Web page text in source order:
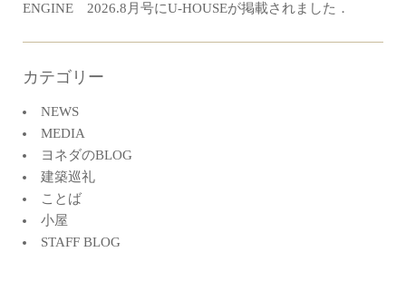
ENGINE 2026.8月号にU-HOUSEが掲載されました．
カテゴリー
NEWS
MEDIA
ヨネダのBLOG
建築巡礼
ことば
小屋
STAFF BLOG